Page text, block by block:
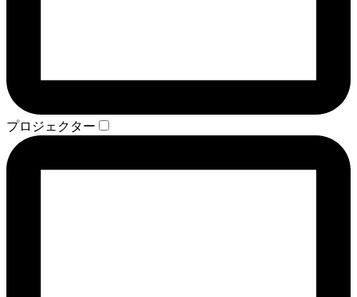
プロジェクター